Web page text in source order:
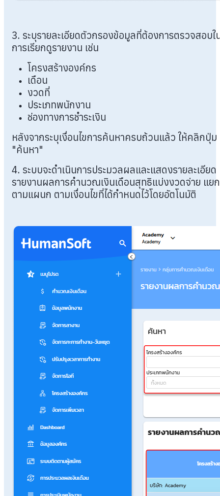
3. ระบุรายละเอียดตัวกรองข้อมูลที่ต้องการตรวจสอบใ
การเรียกดูรายงาน เช่น
โครงสร้างองค์กร
เดือน
งวดที่
ประเภทพนักงาน
ช่องทางการชำระเงิน
หลังจากระบุเงื่อนไขการค้นหาครบถ้วนแล้ว ให้คลิกปุ่ม
"ค้นหา"
4. ระบบจะดำเนินการประมวลผลและแสดงรายละเอียด
รายงานผลการคำนวณเงินเดือนสุทธิแบ่งงวดจ่าย แยก
ตามแผนก ตามเงื่อนไขที่ได้กำหนดไว้โดยอัตโนมัติ